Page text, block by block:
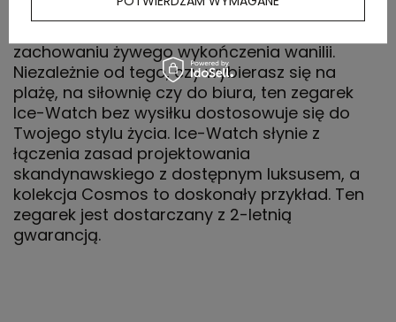
jest elastyczny i wytrzymały, zaprojektowany
zachowaniu żywego wykończenia wanilii.
Niezależnie od tego, czy wybierasz się na
plażę, na siłownię czy do biura, ten zegarek
Ice-Watch bez wysiłku dostosowuje się do
Twojego stylu życia. Ice-Watch słynie z
łączenia zasad projektowania
skandynawskiego z dostępnym luksusem, a
kolekcja Cosmos to doskonały przykład. Ten
zegarek jest dostarczany z 2-letnią
gwarancją.